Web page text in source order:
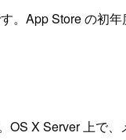
。App Store の初
X Server 上で